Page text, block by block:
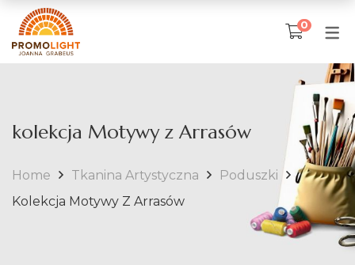
Narzuty na łóżka
0
kolekcja Motywy z Arrasów
Home Tkanina Artystyczna
Poduszki
Kolekcja Motywy Z Arrasów